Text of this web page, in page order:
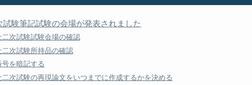
試験筆記試験の会場が発表されました
二次試験試験会場の確認
二次試験所持品の確認
号を暗記する
二次試験の再現論文をいつまでに作成するかを決める